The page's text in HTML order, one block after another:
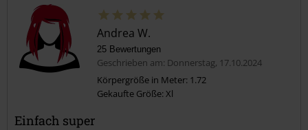
Kommentar jetzt abschicken!
Andrea W.
25 Bewertungen
Geschrieben am: Donnerstag, 17.10.2024
Körpergröße in Meter: 1.72
Gekaufte Größe: Xl
Einfach super